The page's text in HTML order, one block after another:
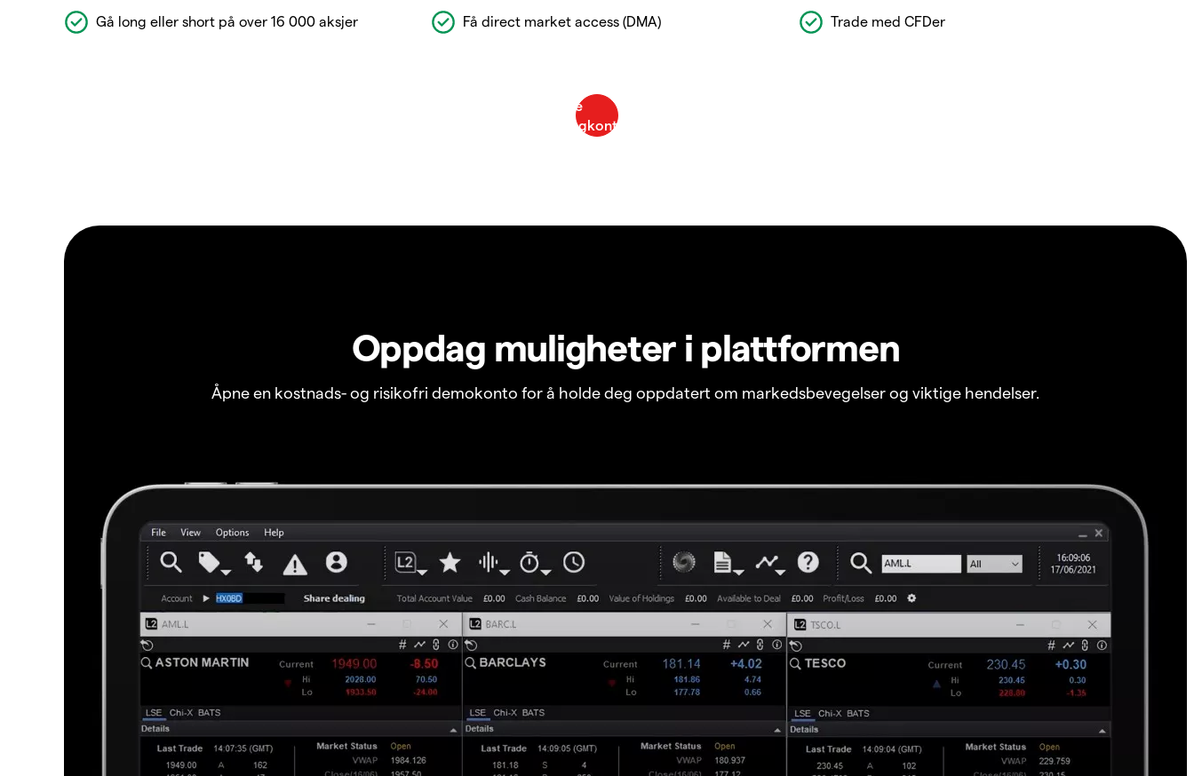
Gå long eller short på over 16 000 aksjer Få direct market access (DMA) Trade med CFDer
Oppdag muligheter i plattformen
Åpne en kostnads- og risikofri demokonto for å holde deg oppdatert om markedsbevegelser og viktige hendelser.